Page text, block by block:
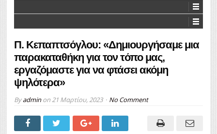
Π. Κεπαπτσόγλου: «Δημιουργήσαμε μια
παρακαταθήκη για τον τόπο μας,
εργαζόμαστε για να φτάσει ακόμη
ψηλότερα»
Byadminon 21 Μαρτίου, 2023 No Comment